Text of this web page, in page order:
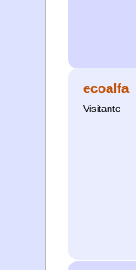
ecoalfa
Visitante